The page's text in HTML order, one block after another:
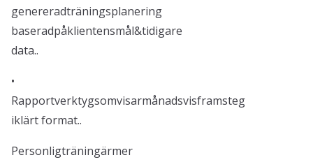
genereradträningsplanering
baseradpåklientensmål&tidigare
data..
•
Rapportverktygsomvisarmånadsvisframsteg
iklärt format..
Personligträningärmer